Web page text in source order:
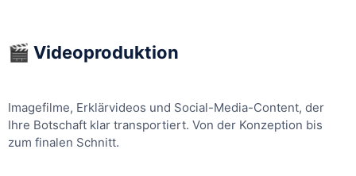
🎬 Videoproduktion
Imagefilme, Erklärvideos und Social-Media-Content, der
Ihre Botschaft klar transportiert. Von der Konzeption bis
zum finalen Schnitt.